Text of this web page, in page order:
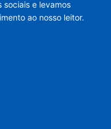
sociais e levamos
ao nosso leitor.